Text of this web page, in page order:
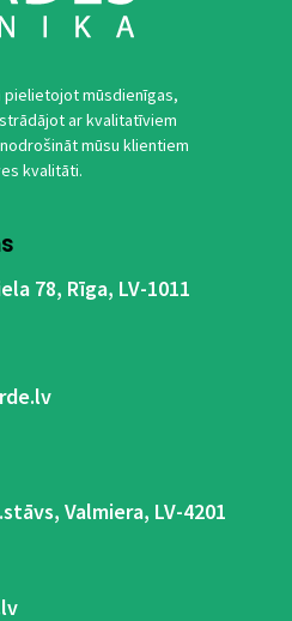
pielietojot mūsdienīgas,
ar kvalitatīviem
mūsu klientiem
kvalitāti.
78, Rīga, LV-1011
Valmiera, LV-4201